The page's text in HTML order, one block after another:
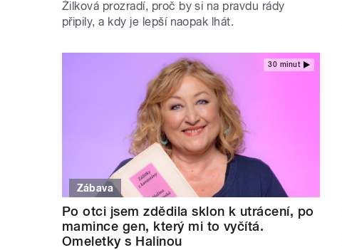
Žilková prozradí, proč by si na pravdu rády
připily, a kdy je lepší naopak lhát.
30 minut
Zábava
Po otci jsem zdědila sklon k utrácení, po
mamince gen, který mi to vyčítá.
Omeletky s Halinou